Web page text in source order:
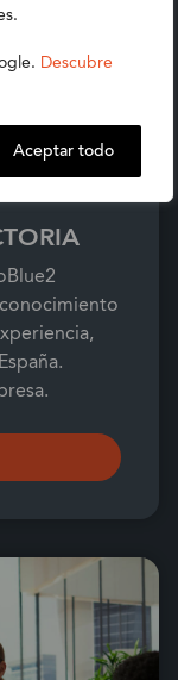
Descubre
Aceptar todo